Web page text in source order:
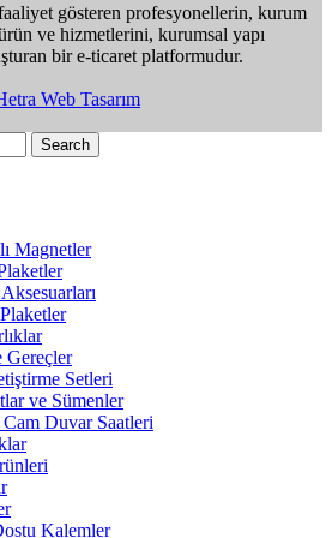
gösteren profesyonellerin, kurum
ve hizmetlerini, kurumsal yapı
bir e-ticaret platformudur.
Web Tasarım
Search
Magnetler
Gereçler
Setleri
ve Sümenler
Duvar Saatleri
Kalemler